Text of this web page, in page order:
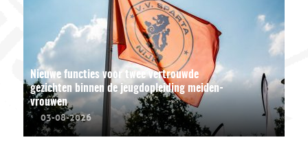
Nieuwe functies voor twee vertrouwde
gezichten binnen de jeugdopleiding meiden-
vrouwen
03-08-2026